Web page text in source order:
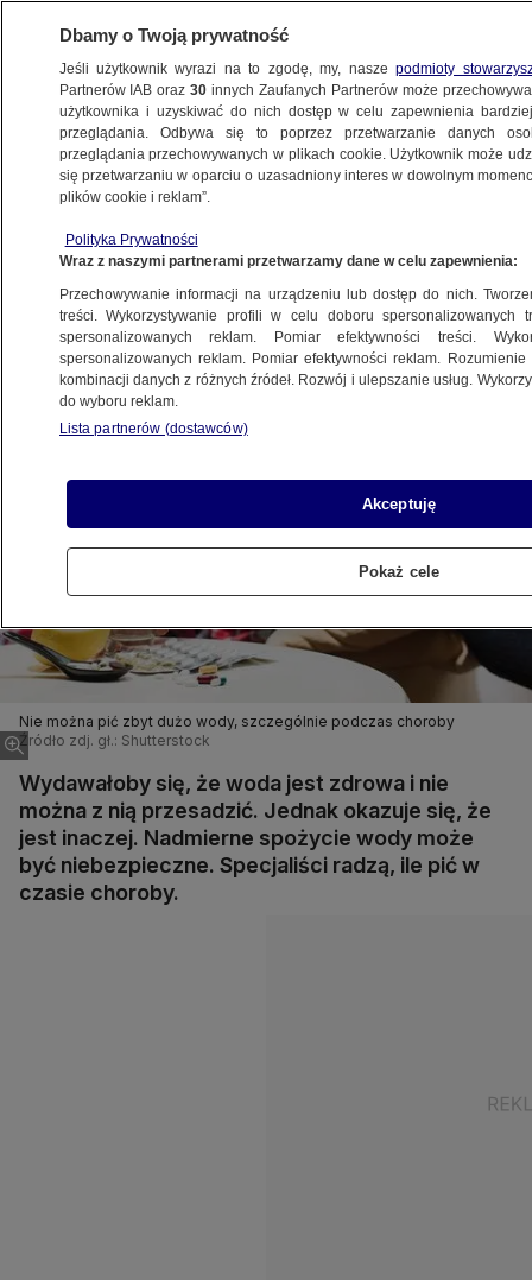
METEO
NAJNOWSZE
może zaszkodzić
10.12.2016, 08:55
Udostępnij
Nie można pić zbyt dużo wody, szczególnie podczas choroby
Źródło zdj. gł.: Shutterstock
Wydawałoby się, że woda jest zdrowa i nie
można z nią przesadzić. Jednak okazuje się, że
jest inaczej. Nadmierne spożycie wody może
być niebezpieczne. Specjaliści radzą, ile pić w
czasie choroby.
Dbamy o Twoją prywatność
Jeśli użytkownik wyrazi na to zgodę, my, naszepodmioty
Partnerów IAB oraz30 innych Zaufanych Partnerów może
użytkownika i uzyskiwać do nich dostęp w celu zapewnienia
przeglądania. Odbywa się to poprzez przetwarzanie danych
przeglądania przechowywanych w plikach cookie. Użytkownik może
się przetwarzaniu w oparciu o uzasadniony interes w dowolnym
plików cookie i reklam”.
Polityka Prywatności
Wraz z naszymi partnerami przetwarzamy dane w celu zapewnienia:
Przechowywanie informacji na urządzeniu lub dostęp do nich.
treści. Wykorzystywanie profili w celu doboru spersonalizowanych
spersonalizowanych reklam. Pomiar efektywności treści.
spersonalizowanych reklam. Pomiar efektywności reklam.
kombinacji danych z różnych źródeł. Rozwój i ulepszanie usług.
do wyboru reklam.
Lista partnerów (dostawców)
Akceptuję
Pokaż cele